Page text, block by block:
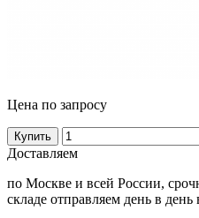
Цена по запросу
Купить
Доставляем
по Москве и всей России,
складе отправляем день в